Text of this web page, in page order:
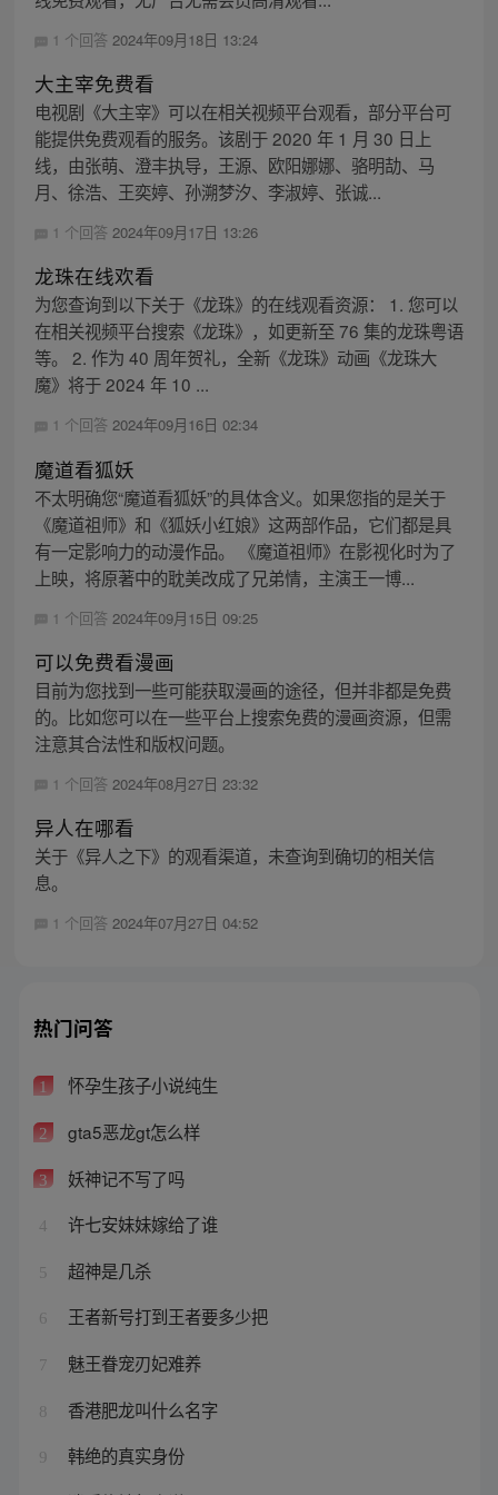
1 个回答 2024年09月18日 13:24
大主宰免费看
电视剧《大主宰》可以在相关视频平台观看，部分平台可
能提供免费观看的服务。该剧于 2020 年 1 月 30 日上
线，由张萌、澄丰执导，王源、欧阳娜娜、骆明劼、马
月、徐浩、王奕婷、孙溯梦汐、李淑婷、张诚...
1 个回答 2024年09月17日 13:26
龙珠在线欢看
为您查询到以下关于《龙珠》的在线观看资源： 1. 您可以
在相关视频平台搜索《龙珠》，如更新至 76 集的龙珠粤语
等。 2. 作为 40 周年贺礼，全新《龙珠》动画《龙珠大
魔》将于 2024 年 10 ...
1 个回答 2024年09月16日 02:34
魔道看狐妖
不太明确您“魔道看狐妖”的具体含义。如果您指的是关于
《魔道祖师》和《狐妖小红娘》这两部作品，它们都是具
有一定影响力的动漫作品。 《魔道祖师》在影视化时为了
上映，将原著中的耽美改成了兄弟情，主演王一博...
1 个回答 2024年09月15日 09:25
可以免费看漫画
目前为您找到一些可能获取漫画的途径，但并非都是免费
的。比如您可以在一些平台上搜索免费的漫画资源，但需
注意其合法性和版权问题。
1 个回答 2024年08月27日 23:32
异人在哪看
关于《异人之下》的观看渠道，未查询到确切的相关信
息。
1 个回答 2024年07月27日 04:52
热门问答
1 怀孕生孩子小说纯生
2 gta5恶龙gt怎么样
3 妖神记不写了吗
4 许七安妹妹嫁给了谁
5 超神是几杀
6 王者新号打到王者要多少把
7 魅王眷宠刃妃难养
8 香港肥龙叫什么名字
9 韩绝的真实身份